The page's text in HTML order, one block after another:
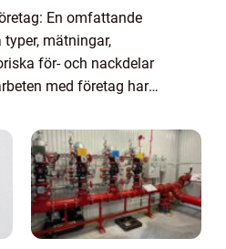
En omfattande
mätningar,
för- och nackdelar
med företag har
Genom att